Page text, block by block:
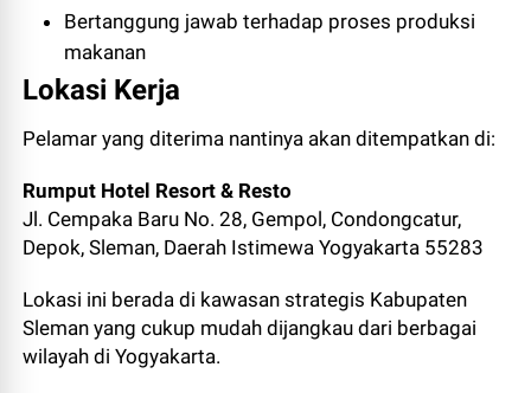
Bertanggung jawab terhadap proses produksi
makanan
Lokasi Kerja
Pelamar yang diterima nantinya akan ditempatkan di:
Rumput Hotel Resort & Resto
Jl. Cempaka Baru No. 28, Gempol, Condongcatur,
Depok, Sleman, Daerah Istimewa Yogyakarta 55283
Lokasi ini berada di kawasan strategis Kabupaten
Sleman yang cukup mudah dijangkau dari berbagai
wilayah di Yogyakarta.